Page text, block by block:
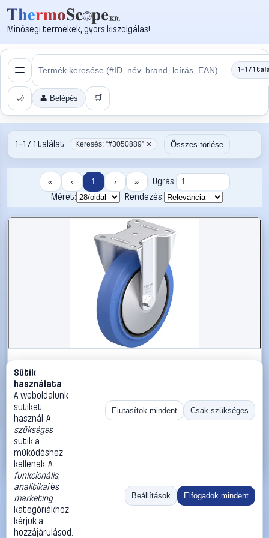
Minőségi termékek, gyors kiszolgálás!
1–1 / 1
🌙 👤 Belépés 🛒
1–1 / 1 találat Keresés: “#3050889” ✕ Összes törlése
« ‹ 1 › »
Ugrás:
Méret:
Rendezés:
Blickle 749088 B-POEV 200KAD-SB-FA Acéllemez
rögzített görgő KerékØ: 200 mm Teherbírás (max.): 400
kg 1 db
Blickle Görgők, kerekek
59 990 Ft
Kosárba
«
Ugrás:
Méret:
Rendezés:
©2026
ÁSZF
Sütik
használata
A weboldalunk
sütiket
használ. A
szükséges
sütik a
működéshez
kellenek. A
funkcionális,
analitikaiés
marketing
kategóriákhoz
kérjük a
hozzájárulásod.
Elutasítok mindent Csak szükséges
Beállítások Elfogadok mindent